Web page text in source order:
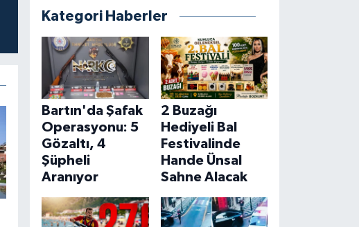
Kategori Haberler
Bartın'da Şafak
Operasyonu: 5
Gözaltı, 4
Şüpheli
Aranıyor
2 Buzağı
Hediyeli Bal
Festivalinde
Hande Ünsal
Sahne Alacak